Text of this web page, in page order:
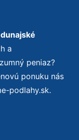
a
peniaz?
ponuku nás
podlahy.sk.